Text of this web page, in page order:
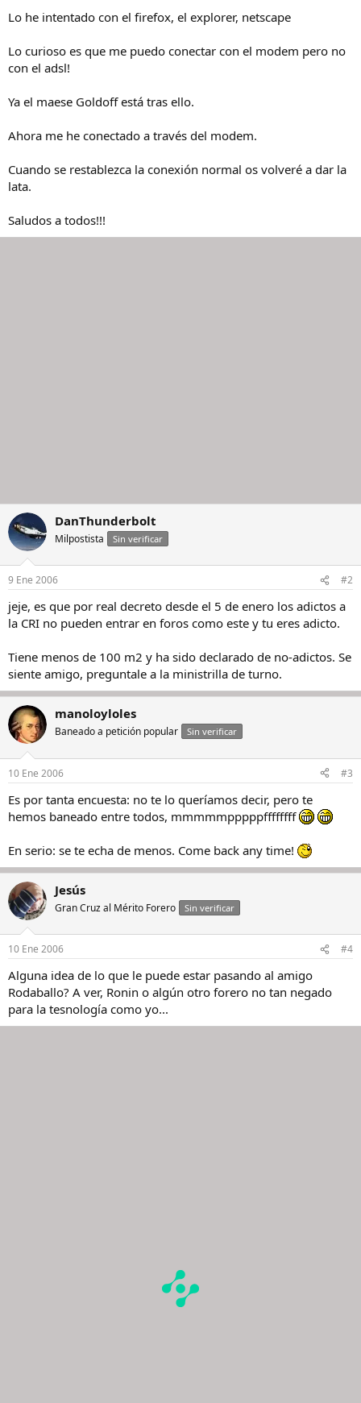
Lo he intentado con el firefox, el explorer, netscape
Lo curioso es que me puedo conectar con el modem pero no
con el adsl!
Ya el maese Goldoff está tras ello.
Ahora me he conectado a través del modem.
Cuando se restablezca la conexión normal os volveré a dar la
lata.
Saludos a todos!!!
DanThunderbolt
Milpostista Sin verificar
9 Ene 2006 #2
jeje, es que por real decreto desde el 5 de enero los adictos a
la CRI no pueden entrar en foros como este y tu eres adicto.
Tiene menos de 100 m2 y ha sido declarado de no-adictos. Se
siente amigo, preguntale a la ministrilla de turno.
manoloyloles
Baneado a petición popular Sin verificar
10 Ene 2006 #3
Es por tanta encuesta: no te lo queríamos decir, pero te
hemos baneado entre todos, mmmmmpppppffffffff
En serio: se te echa de menos. Come back any time!
Jesús
Gran Cruz al Mérito Forero Sin verificar
10 Ene 2006 #4
Alguna idea de lo que le puede estar pasando al amigo
Rodaballo? A ver, Ronin o algún otro forero no tan negado
para la tesnología como yo...